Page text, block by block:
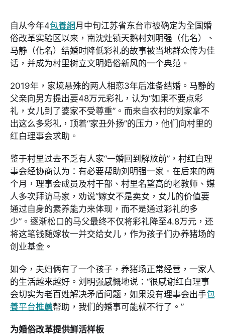
自从今年4包養網月中旬江苏省东台市被确定为全国婚
俗改革实验区以来，南沈灶镇天鹅村刘明强（化名）、
马静（化名）结婚时降低彩礼的故事被当地群众传为佳
话，并成为村里树立文明婚俗新风的一个典范。
2019年，家境悬殊的两人相恋3年后准备结婚。马静的
父亲向男方提出要48万元彩礼，认为“如果不要点彩
礼，女儿到了婆家不受尊重”。而来自农村的刘家拿不
出这么多彩礼，顶着“家丑外扬”的压力，他们向村里的
红白理事会求助。
鉴于村里过去不乏有人家“一婚回到解放前”，村红白理
事会经协商认为：有必要帮助刘明强一家。在后来的两
个月，理事会成员及村干部、村里名望高的老教师、媒
人多次拜访马家，劝说“嫁女不是卖女，女儿的价值要
通过自身的素养能力来体现，而不是通过彩礼的多
少”。逐渐松口的马父最终不仅将彩礼降至4.8万元，还
将这笔钱随嫁妆一并交给女儿，作为孩子们办养猪场的
创业基金。
如今，夫妇俩有了一个孩子，养猪场正常经营，一家人
的生活越来越好。刘明强感慨地说：“很感谢红白理事
会切实为老百姓解决矛盾问题，如果没有理事会出手包
養平台推薦帮助，我们的婚事可能就不行了。”
为婚俗改革提供鲜活样板